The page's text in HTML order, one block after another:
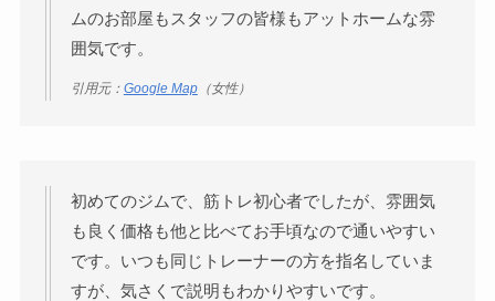
ムのお部屋もスタッフの皆様もアットホームな雰
囲気です。
引用元： Google Map（女性）
初めてのジムで、筋トレ初心者でしたが、雰囲気
も良く価格も他と比べてお手頃なので通いやすい
です。いつも同じトレーナーの方を指名していま
すが、気さくで説明もわかりやすいです。